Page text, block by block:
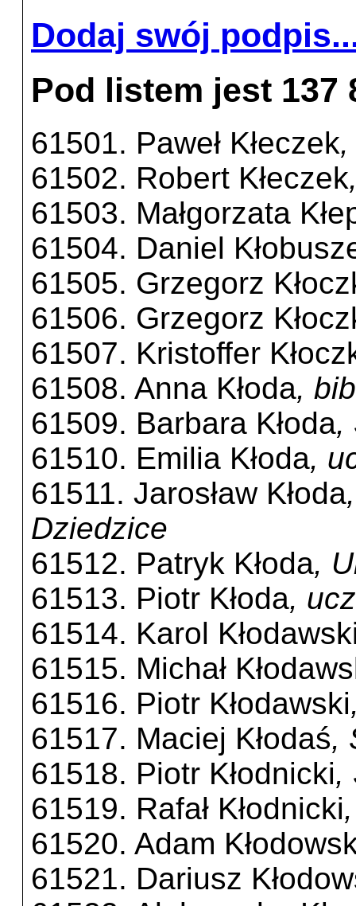
Dodaj swój
Pod listem jest 137
61501. Paweł Kłeczek
61502. Robert Kłeczek
61503. Małgorzata
61504. Daniel
61505. Grzegorz
61506. Grzegorz
61507. Kristoffer
61508. Anna Kłoda,
61509. Barbara Kłoda,
61510. Emilia Kłoda,
61511. Jarosław Kłoda
Dziedzice
61512. Patryk Kłoda,
61513. Piotr Kłoda,
61514. Karol
61515. Michał
61516. Piotr Kłodawski
61517. Maciej Kłodaś,
61518. Piotr Kłodnicki,
61519. Rafał Kłodnicki
61520. Adam
61521. Dariusz